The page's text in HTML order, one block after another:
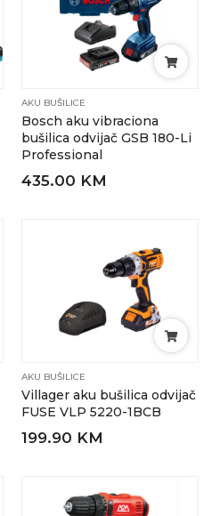
AKU BUŠILICE
Bosch aku vibraciona
bušilica odvijač GSB 180-Li
Professional
435.00 KM
AKU BUŠILICE
Villager aku bušilica odvijač
FUSE VLP 5220-1BCB
199.90 KM